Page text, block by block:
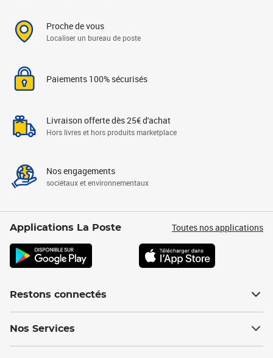
Proche de vous
Localiser un bureau de poste
Paiements 100% sécurisés
Livraison offerte dès 25€ d'achat
Hors livres et hors produits marketplace
Nos engagements
sociétaux et environnementaux
Applications La Poste Toutes nos applications
Restons connectés
Nos Services